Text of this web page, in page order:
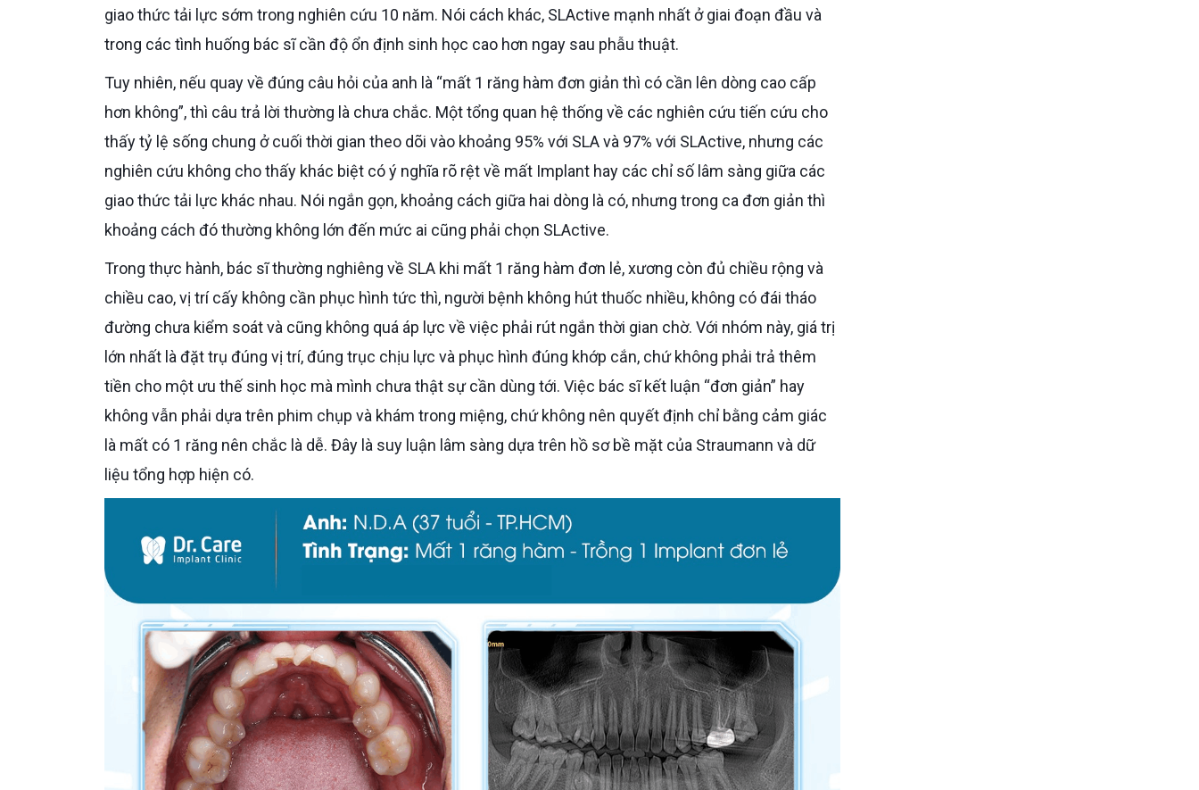
giao thức tải lực sớm trong nghiên cứu 10 năm. Nói cách khác, SLActive mạnh nhất ở giai đoạn đầu và
trong các tình huống bác sĩ cần độ ổn định sinh học cao hơn ngay sau phẫu thuật.
Tuy nhiên, nếu quay về đúng câu hỏi của anh là “mất 1 răng hàm đơn giản thì có cần lên dòng cao cấp
hơn không”, thì câu trả lời thường là chưa chắc. Một tổng quan hệ thống về các nghiên cứu tiến cứu cho
thấy tỷ lệ sống chung ở cuối thời gian theo dõi vào khoảng 95% với SLA và 97% với SLActive, nhưng các
nghiên cứu không cho thấy khác biệt có ý nghĩa rõ rệt về mất Implant hay các chỉ số lâm sàng giữa các
giao thức tải lực khác nhau. Nói ngắn gọn, khoảng cách giữa hai dòng là có, nhưng trong ca đơn giản thì
khoảng cách đó thường không lớn đến mức ai cũng phải chọn SLActive.
Trong thực hành, bác sĩ thường nghiêng về SLA khi mất 1 răng hàm đơn lẻ, xương còn đủ chiều rộng và
chiều cao, vị trí cấy không cần phục hình tức thì, người bệnh không hút thuốc nhiều, không có đái tháo
đường chưa kiểm soát và cũng không quá áp lực về việc phải rút ngắn thời gian chờ. Với nhóm này, giá trị
lớn nhất là đặt trụ đúng vị trí, đúng trục chịu lực và phục hình đúng khớp cắn, chứ không phải trả thêm
tiền cho một ưu thế sinh học mà mình chưa thật sự cần dùng tới. Việc bác sĩ kết luận “đơn giản” hay
không vẫn phải dựa trên phim chụp và khám trong miệng, chứ không nên quyết định chỉ bằng cảm giác
là mất có 1 răng nên chắc là dễ. Đây là suy luận lâm sàng dựa trên hồ sơ bề mặt của Straumann và dữ
liệu tổng hợp hiện có.